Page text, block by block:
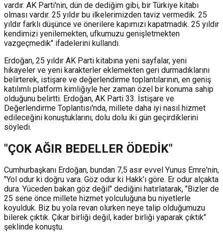
vardır. AK Parti'nin, dün de dediğim gibi, bir Türkiye kitabı
olması vardır. 25 yıldır bu ilkelerimizden taviz vermedik. 25
yıldır farklı düşünce ve önerilere kapımızı kapatmadık. 25 yıldır
kendimizi yenilemekten, ufkumuzu genişletmekten
vazgeçmedik" ifadelerini kullandı.
Erdoğan, 25 yıldır AK Parti kitabına yeni sayfalar, yeni
hikayeler ve yeni karakterler eklemekten geri durmadıklarını
belirterek, istişare ve değerlendirme toplantılarının, en geniş
katılımlı platform kimliğiyle her zaman özel bir konuma sahip
olduğunu belirtti. Erdoğan, AK Parti 33. İstişare ve
Değerlendirme Toplantısı'nda, millete daha iyi nasıl hizmet
edileceğini konuştuklarını, dolu dolu iki gün geçirdiklerini
söyledi.
"ÇOK AĞIR BEDELLER ÖDEDİK"
Cumhurbaşkanı Erdoğan, bundan 7,5 asır evvel Yunus Emre'nin,
"Yol odur ki doğru vara. Göz odur ki Hakk’ı göre. Er odur alçakta
dura. Yüceden bakan göz değil" dediğini hatırlatarak, "Bizler de
25 sene önce millete hizmet yolculuğuna bu niyetlerle
koyulduk. Biz bu yola revan olurken neye talip olduğumuzu
bilerek çıktık. Çıkar birliği değil, kader birliği yaparak çıktık"
şeklinde konuştu.